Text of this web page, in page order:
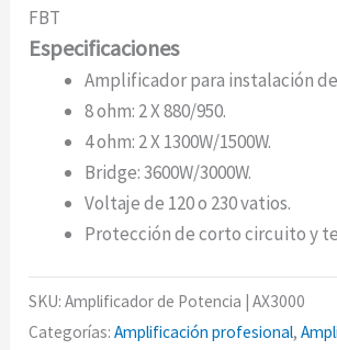
FBT
Especificaciones
Amplificador para instalación de
8 ohm: 2 X 880/950.
4 ohm: 2 X 1300W/1500W.
Bridge: 3600W/3000W.
Voltaje de 120 o 230 vatios.
Protección de corto circuito y
SKU:Amplificador de Potencia | AX3000
Categorías:Amplificación profesional,